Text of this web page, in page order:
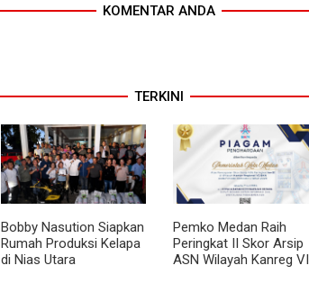
KOMENTAR ANDA
TERKINI
Bobby Nasution Siapkan
Rumah Produksi Kelapa
di Nias Utara
Pemko Medan Raih
Peringkat II Skor Arsip
ASN Wilayah Kanreg VI